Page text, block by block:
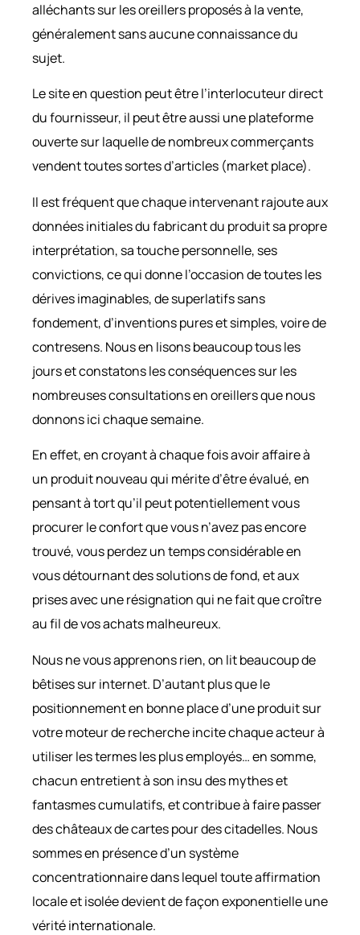
alléchants sur les oreillers proposés à la vente,
généralement sans aucune connaissance du
sujet.
Le site en question peut être l’interlocuteur direct
du fournisseur, il peut être aussi une plateforme
ouverte sur laquelle de nombreux commerçants
vendent toutes sortes d’articles (market place).
Il est fréquent que chaque intervenant rajoute aux
données initiales du fabricant du produit sa propre
interprétation, sa touche personnelle, ses
convictions, ce qui donne l’occasion de toutes les
dérives imaginables, de superlatifs sans
fondement, d’inventions pures et simples, voire de
contresens. Nous en lisons beaucoup tous les
jours et constatons les conséquences sur les
nombreuses consultations en oreillers que nous
donnons ici chaque semaine.
En effet, en croyant à chaque fois avoir affaire à
un produit nouveau qui mérite d’être évalué, en
pensant à tort qu’il peut potentiellement vous
procurer le confort que vous n’avez pas encore
trouvé, vous perdez un temps considérable en
vous détournant des solutions de fond, et aux
prises avec une résignation qui ne fait que croître
au fil de vos achats malheureux.
Nous ne vous apprenons rien, on lit beaucoup de
bêtises sur internet. D’autant plus que le
positionnement en bonne place d’une produit sur
votre moteur de recherche incite chaque acteur à
utiliser les termes les plus employés… en somme,
chacun entretient à son insu des mythes et
fantasmes cumulatifs, et contribue à faire passer
des châteaux de cartes pour des citadelles. Nous
sommes en présence d’un système
concentrationnaire dans lequel toute affirmation
locale et isolée devient de façon exponentielle une
vérité internationale.